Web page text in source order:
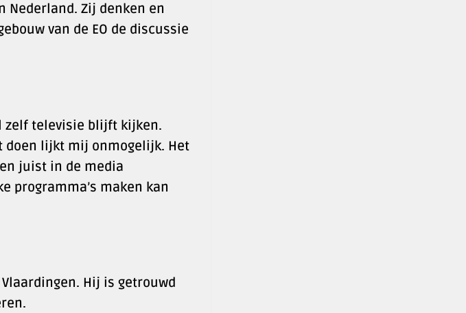
Nederland. Zij denken en
van de EO de discussie
zelf televisie blijft kijken.
doen lijkt mij onmogelijk. Het
juist in de media
programma’s maken kan
Hij is getrouwd